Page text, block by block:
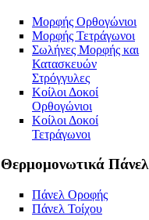
Μορφής Ορθογώνιοι
Μορφής Τετράγωνοι
Σωλήνες Μορφής και
Κατασκευών
Στρόγγυλες
Κοίλοι Δοκοί
Ορθογώνιοι
Κοίλοι Δοκοί
Τετράγωνοι
Θερμομονωτικά Πάνελ
Πάνελ Οροφής
Πάνελ Τοίχου